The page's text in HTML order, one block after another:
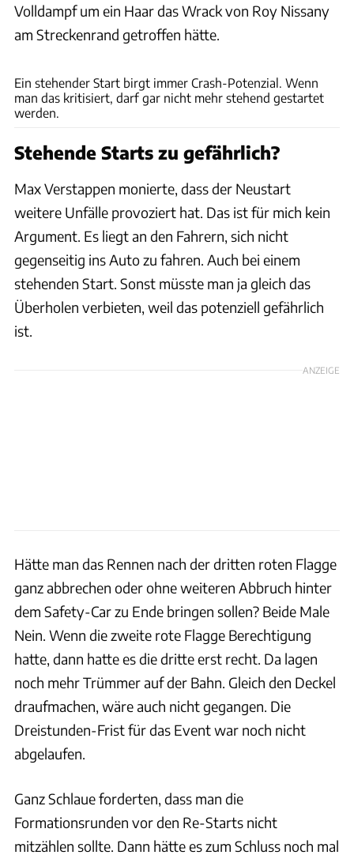
Volldampf um ein Haar das Wrack von Roy Nissany
am Streckenrand getroffen hätte.
Ein stehender Start birgt immer Crash-Potenzial. Wenn
man das kritisiert, darf gar nicht mehr stehend gestartet
werden.
Stehende Starts zu gefährlich?
Max Verstappen monierte, dass der Neustart
weitere Unfälle provoziert hat. Das ist für mich kein
Argument. Es liegt an den Fahrern, sich nicht
gegenseitig ins Auto zu fahren. Auch bei einem
stehenden Start. Sonst müsste man ja gleich das
Überholen verbieten, weil das potenziell gefährlich
ist.
ANZEIGE
Hätte man das Rennen nach der dritten roten Flagge
ganz abbrechen oder ohne weiteren Abbruch hinter
dem Safety-Car zu Ende bringen sollen? Beide Male
Nein. Wenn die zweite rote Flagge Berechtigung
hatte, dann hatte es die dritte erst recht. Da lagen
noch mehr Trümmer auf der Bahn. Gleich den Deckel
draufmachen, wäre auch nicht gegangen. Die
Dreistunden-Frist für das Event war noch nicht
abgelaufen.
Ganz Schlaue forderten, dass man die
Formationsrunden vor den Re-Starts nicht
mitzählen sollte. Dann hätte es zum Schluss noch mal